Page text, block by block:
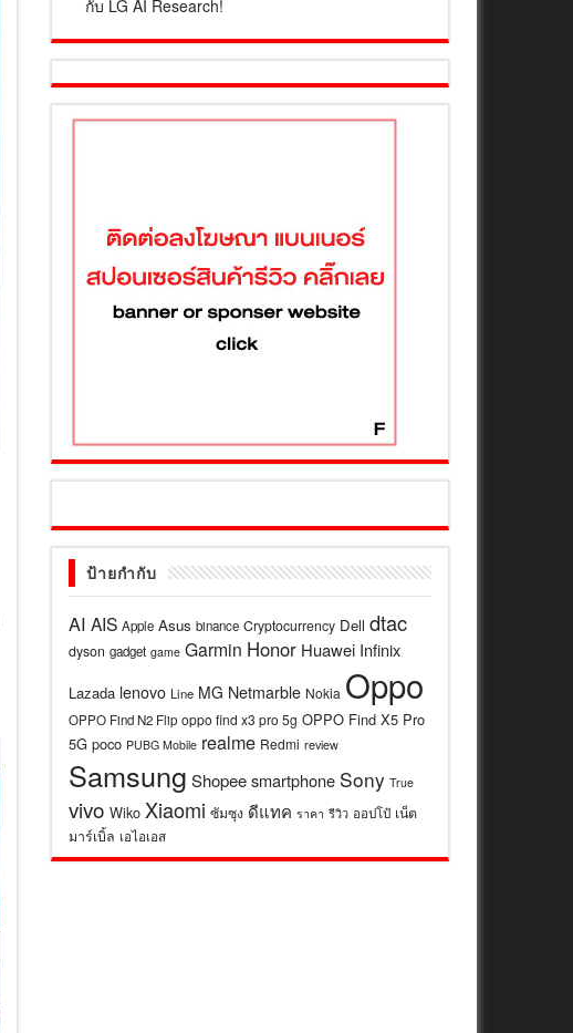
กับ LG AI Research!
ป้ายกำกับ
AI AIS Apple Asus binance Cryptocurrency Dell dtac
dyson gadget game Garmin Honor Huawei Infinix
Lazada lenovo Line MG Netmarble Nokia Oppo
OPPO Find N2 Flip oppo find x3 pro 5g OPPO Find X5 Pro
5G poco PUBG Mobile realme Redmi review
Samsung Shopeesmartphone Sony True
vivo Wiko Xiaomi ซัมซุง ดีแทค ราคา รีวิว ออปโป้ เน็ต
มาร์เบิ้ล เอไอเอส